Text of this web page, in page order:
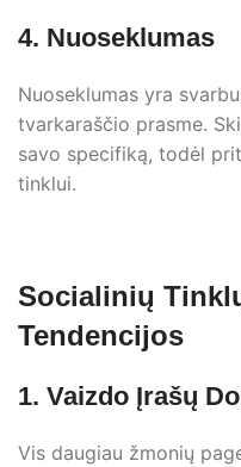
4. Nuoseklumas
Nuoseklumas yra
tvarkaraščio prasme.
savo specifiką, todėl
tinklui.
Socialinių
Tendencijos
1. Vaizdo Įrašų
Vis daugiau žmonių